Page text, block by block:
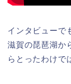
インタビューで
滋賀の琵琶湖か
らとったわけで